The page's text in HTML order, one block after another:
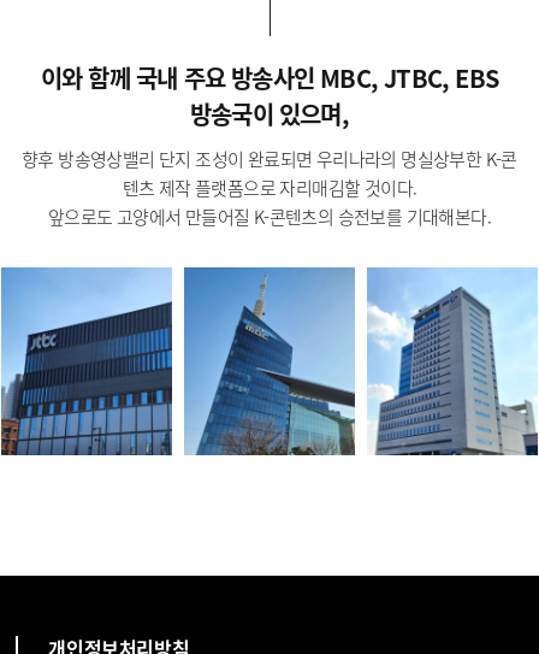
이와 함께 국내 주요 방송사인 MBC, JTBC, EBS
방송국이 있으며,
향후 방송영상밸리 단지 조성이 완료되면 우리나라의 명실상부한 K-콘
텐츠 제작 플랫폼으로 자리매김할 것이다.
앞으로도 고양에서 만들어질 K-콘텐츠의 승전보를 기대해본다.